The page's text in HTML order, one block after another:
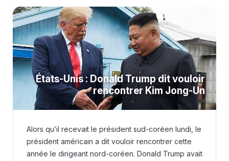
États-Unis : Donald Trump dit vouloir
rencontrer Kim Jong-Un
Alors qu’il recevait le président sud-coréen lundi, le
président américain a dit vouloir rencontrer cette
année le dirigeant nord-coréen. Donald Trump avait